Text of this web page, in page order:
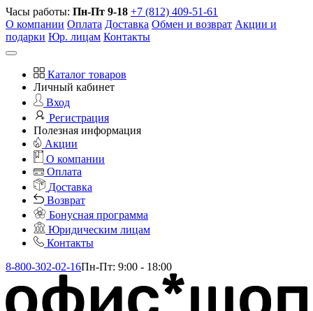
Часы работы: Пн-Пт 9-18 +7 (812) 409-51-61
О компании Оплата Доставка Обмен и возврат Акции и
подарки Юр. лицам Контакты
Каталог товаров
Личный кабинет
Вход
Регистрация
Полезная информация
Акции
О компании
Оплата
Доставка
Возврат
Бонусная программа
Юридическим лицам
Контакты
8-800-302-02-16Пн-Пт: 9:00 - 18:00